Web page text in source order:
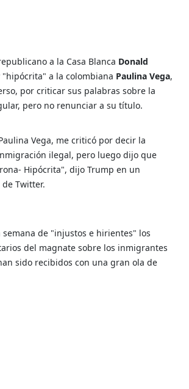
a la Casa Blanca Donald
"hipócrita" a la colombiana Paulina Vega,
por criticar sus palabras sobre la
pero no renunciar a su título.
Vega, me criticó por decir la
ilegal, pero luego dijo que
Hipócrita", dijo Trump en un
Twitter.
semana de "injustos e hirientes" los
del magnate sobre los inmigrantes
sido recibidos con una gran ola de